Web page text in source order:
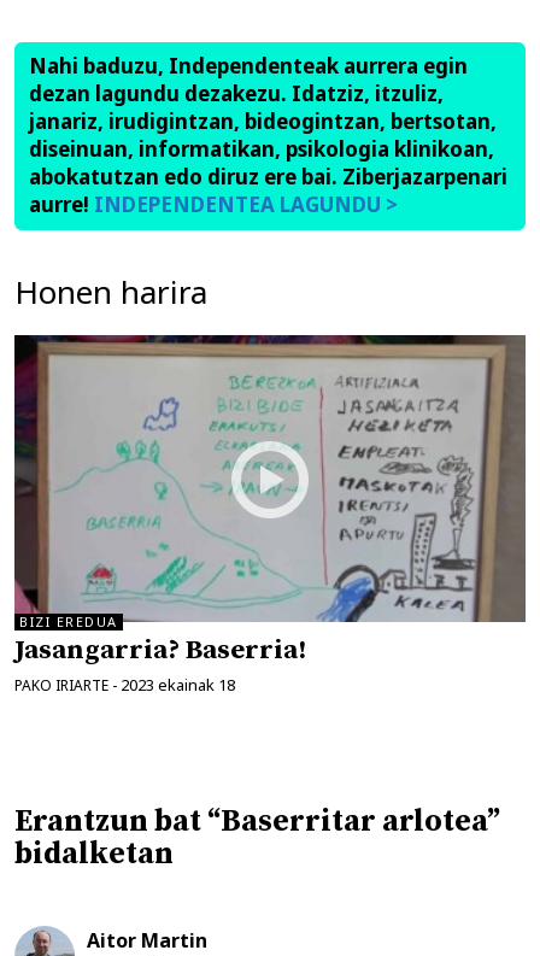
Nahi baduzu, Independenteak aurrera egin
dezan lagundu dezakezu. Idatziz, itzuliz,
janariz, irudigintzan, bideogintzan, bertsotan,
diseinuan, informatikan, psikologia klinikoan,
abokatutzan edo diruz ere bai. Ziberjazarpenari
aurre! INDEPENDENTEA LAGUNDU >
Honen harira
BIZI EREDUA
Jasangarria? Baserria!
PAKO IRIARTE - 2023 ekainak 18
Erantzun bat “Baserritar arlotea”
bidalketan
Aitor Martin